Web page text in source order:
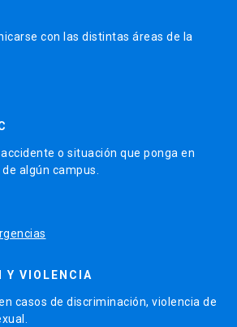
con las distintas áreas de la
o situación que ponga en
algún campus.
Y VIOLENCIA
casos de discriminación, violencia de